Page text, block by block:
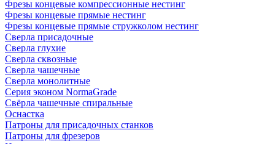
Фрезы концевые компрессионные нестинг
Фрезы концевые прямые нестинг
Фрезы концевые прямые стружколом нестинг
Сверла присадочные
Сверла глухие
Сверла сквозные
Сверла чашечные
Сверла монолитные
Серия эконом NormaGrade
Свёрла чашечные спиральные
Оснастка
Патроны для присадочных станков
Патроны для фрезеров